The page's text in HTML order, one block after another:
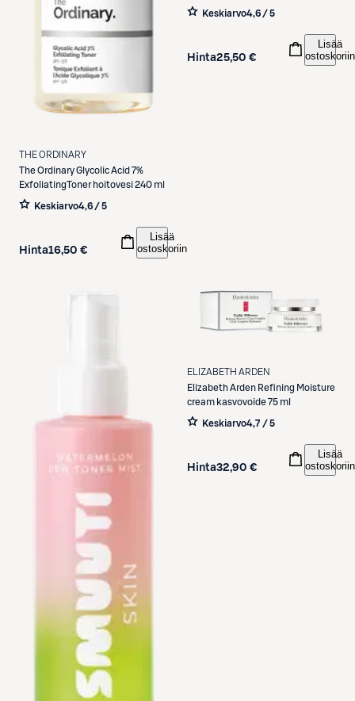
THE ORDINARY
The OrdinaryGlycolic Acid 7%
ExfoliatingToner hoitovesi 240 ml
Keskiarvo4,6 / 5
Hinta16,50 €
Lisää
ostoskoriin
kasvovoide 30 ml
Keskiarvo4,6 / 5
Hinta25,50 €
Lisää
ostoskoriin
ELIZABETH ARDEN
Elizabeth Arden Refining Moisture
cream kasvovoide 75 ml
Keskiarvo4,7 / 5
Hinta32,90 €
Lisää
ostoskoriin